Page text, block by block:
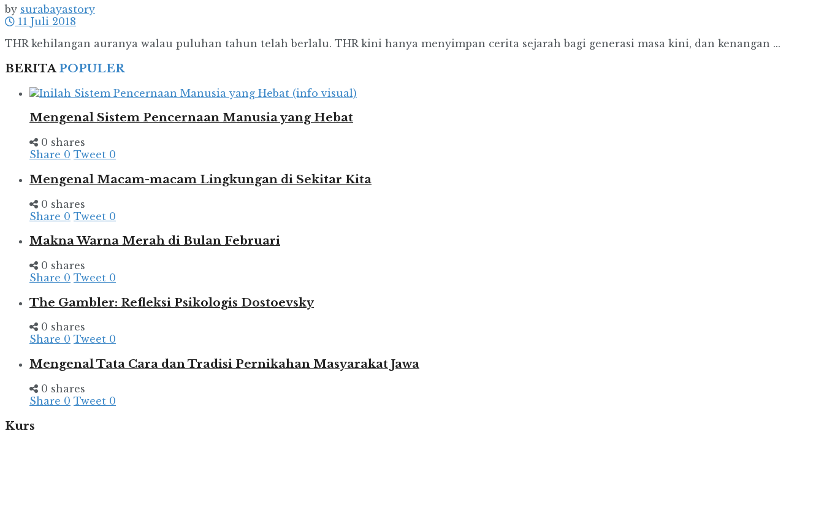
by surabayastory
11 Juli 2018
THR kehilangan auranya walau puluhan tahun telah berlalu. THR kini hanya menyimpan cerita sejarah bagi generasi masa kini, dan kenangan ...
BERITAPOPULER
Mengenal Sistem Pencernaan Manusia yang Hebat
0 shares
Share 0 Tweet 0
Mengenal Macam-macam Lingkungan di Sekitar Kita
0 shares
Share 0 Tweet 0
Makna Warna Merah di Bulan Februari
0 shares
Share 0 Tweet 0
The Gambler: Refleksi Psikologis Dostoevsky
0 shares
Share 0 Tweet 0
Mengenal Tata Cara dan Tradisi Pernikahan Masyarakat Jawa
0 shares
Share 0 Tweet 0
Kurs